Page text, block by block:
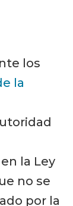
los
la
la Ley
no se
por la